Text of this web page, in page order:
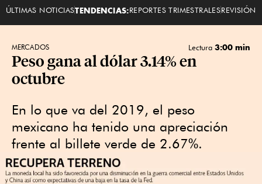
ÚLTIMAS NOTICIASTENDENCIAS:REPORTES TRIMESTRALESREVISIÓN
MERCADOS Lectura 3:00 min
Peso gana al dólar 3.14% en
octubre
En lo que va del 2019, el peso
mexicano ha tenido una apreciación
frente al billete verde de 2.67%.